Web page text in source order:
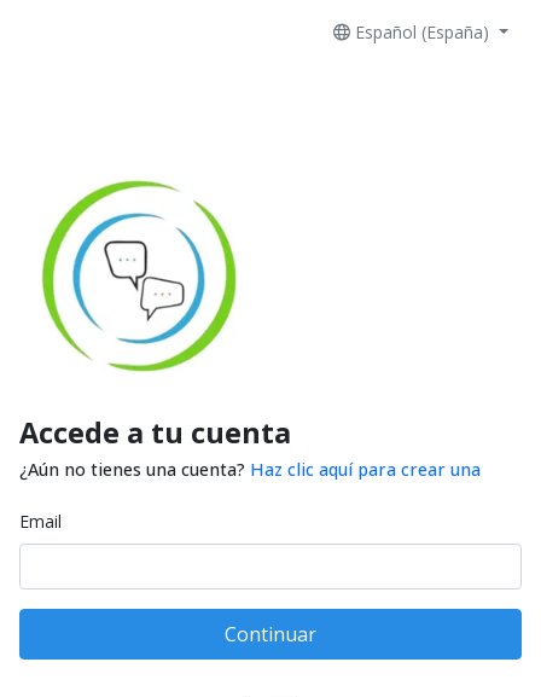
Español (España)
Accede a tu cuenta
¿Aún no tienes una cuenta? Haz clic aquí para crear una
Email
Continuar